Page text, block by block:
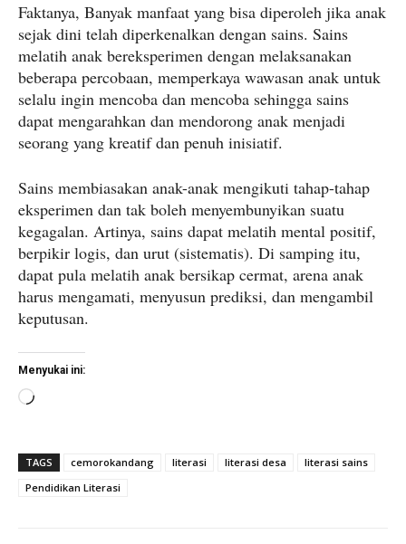
Faktanya, Banyak manfaat yang bisa diperoleh jika anak
sejak dini telah diperkenalkan dengan sains. Sains
melatih anak bereksperimen dengan melaksanakan
beberapa percobaan, memperkaya wawasan anak untuk
selalu ingin mencoba dan mencoba sehingga sains
dapat mengarahkan dan mendorong anak menjadi
seorang yang kreatif dan penuh inisiatif.
Sains membiasakan anak-anak mengikuti tahap-tahap
eksperimen dan tak boleh menyembunyikan suatu
kegagalan. Artinya, sains dapat melatih mental positif,
berpikir logis, dan urut (sistematis). Di samping itu,
dapat pula melatih anak bersikap cermat, arena anak
harus mengamati, menyusun prediksi, dan mengambil
keputusan.
Menyukai ini:
M
u
a
TAGS cemorokandang literasi literasi desa
literasi sains
Pendidikan Literasi